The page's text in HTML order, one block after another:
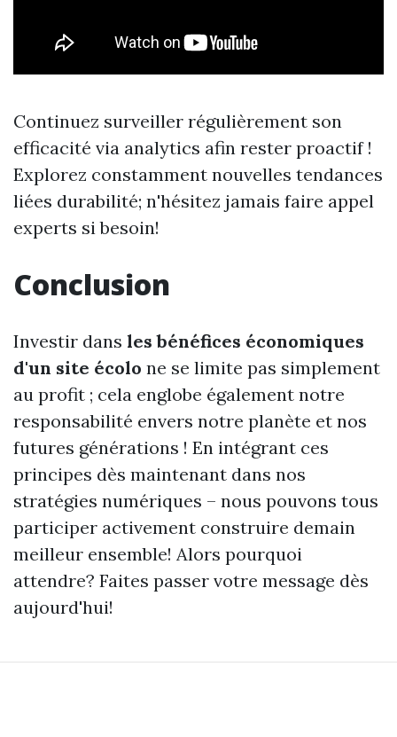
Continuez surveiller régulièrement son
efficacité via analytics afin rester proactif !
Explorez constamment nouvelles tendances
liées durabilité; n'hésitez jamais faire appel
experts si besoin!
Conclusion
Investir dans les bénéfices économiques
d'un site écolo ne se limite pas simplement
au profit ; cela englobe également notre
responsabilité envers notre planète et nos
futures générations ! En intégrant ces
principes dès maintenant dans nos
stratégies numériques – nous pouvons tous
participer activement construire demain
meilleur ensemble! Alors pourquoi
attendre? Faites passer votre message dès
aujourd'hui!